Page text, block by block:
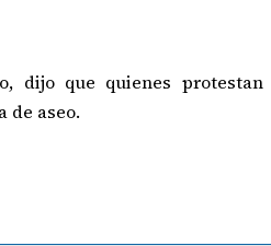
dijo que quienes protestan
de aseo.